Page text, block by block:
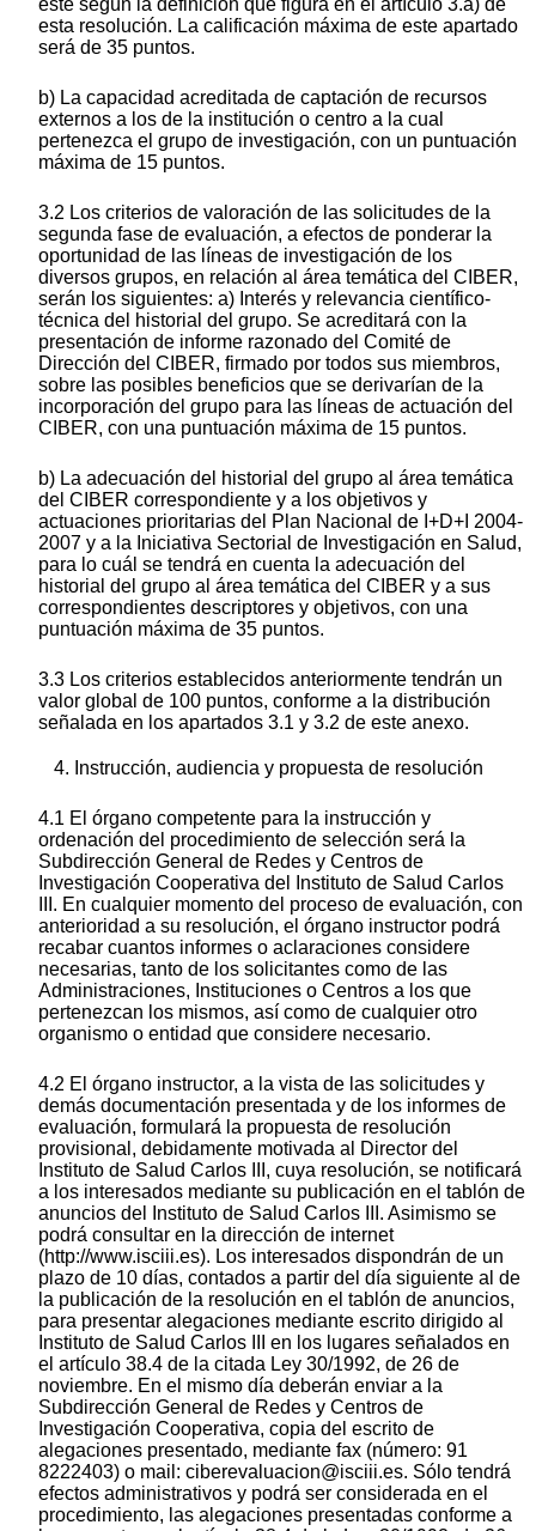
esta resolución. La calificación máxima de este apartado
será de 35 puntos.
b) La capacidad acreditada de captación de recursos
externos a los de la institución o centro a la cual
pertenezca el grupo de investigación, con un puntuación
máxima de 15 puntos.
3.2 Los criterios de valoración de las solicitudes de la
segunda fase de evaluación, a efectos de ponderar la
oportunidad de las líneas de investigación de los
diversos grupos, en relación al área temática del CIBER,
serán los siguientes: a) Interés y relevancia científico-
técnica del historial del grupo. Se acreditará con la
presentación de informe razonado del Comité de
Dirección del CIBER, firmado por todos sus miembros,
sobre las posibles beneficios que se derivarían de la
incorporación del grupo para las líneas de actuación del
CIBER, con una puntuación máxima de 15 puntos.
b) La adecuación del historial del grupo al área temática
del CIBER correspondiente y a los objetivos y
actuaciones prioritarias del Plan Nacional de I+D+I 2004-
2007 y a la Iniciativa Sectorial de Investigación en Salud,
para lo cuál se tendrá en cuenta la adecuación del
historial del grupo al área temática del CIBER y a sus
correspondientes descriptores y objetivos, con una
puntuación máxima de 35 puntos.
3.3 Los criterios establecidos anteriormente tendrán un
valor global de 100 puntos, conforme a la distribución
señalada en los apartados 3.1 y 3.2 de este anexo.
4. Instrucción, audiencia y propuesta de resolución
4.1 El órgano competente para la instrucción y
ordenación del procedimiento de selección será la
Subdirección General de Redes y Centros de
Investigación Cooperativa del Instituto de Salud Carlos
III. En cualquier momento del proceso de evaluación, con
anterioridad a su resolución, el órgano instructor podrá
recabar cuantos informes o aclaraciones considere
necesarias, tanto de los solicitantes como de las
Administraciones, Instituciones o Centros a los que
pertenezcan los mismos, así como de cualquier otro
organismo o entidad que considere necesario.
4.2 El órgano instructor, a la vista de las solicitudes y
demás documentación presentada y de los informes de
evaluación, formulará la propuesta de resolución
provisional, debidamente motivada al Director del
Instituto de Salud Carlos III, cuya resolución, se notificará
a los interesados mediante su publicación en el tablón de
anuncios del Instituto de Salud Carlos III. Asimismo se
podrá consultar en la dirección de internet
(http://www.isciii.es). Los interesados dispondrán de un
plazo de 10 días, contados a partir del día siguiente al de
la publicación de la resolución en el tablón de anuncios,
para presentar alegaciones mediante escrito dirigido al
Instituto de Salud Carlos III en los lugares señalados en
el artículo 38.4 de la citada Ley 30/1992, de 26 de
noviembre. En el mismo día deberán enviar a la
Subdirección General de Redes y Centros de
Investigación Cooperativa, copia del escrito de
alegaciones presentado, mediante fax (número: 91
8222403) o mail: ciberevaluacion@isciii.es. Sólo tendrá
efectos administrativos y podrá ser considerada en el
procedimiento, las alegaciones presentadas conforme a